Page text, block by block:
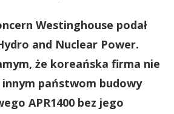
Westinghouse podał
and Nuclear Power.
że koreańska firma nie
państwom budowy
APR1400 bez jego